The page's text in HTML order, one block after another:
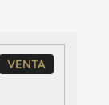
VENTA